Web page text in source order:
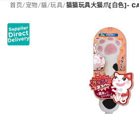
首页/ 宠物/貓/玩具/猫猫玩具大猫爪[白色]-